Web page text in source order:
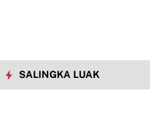
SALINGKA LUAK